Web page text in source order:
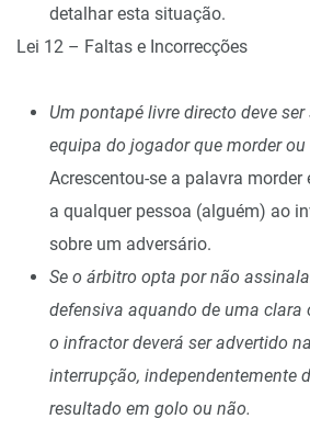
detalhar esta situação.
Lei 12 – Faltas e Incorrecções
Um pontapé livre directo deve
equipa do jogador que morder
Acrescentou-se a palavra
a qualquer pessoa (alguém) ao
sobre um adversário.
Se o árbitro opta por não
defensiva aquando de uma clara
o infractor deverá ser advertido
interrupção, independentemente
resultado em golo ou não.